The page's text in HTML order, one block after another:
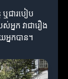
ឬជារបៀប
អ្នក វាជារឿង
នកបាន។